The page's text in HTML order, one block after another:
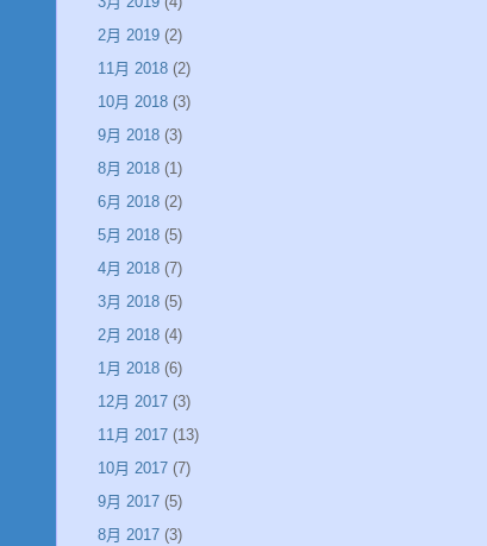
2月 2019 (2)
11月 2018 (2)
10月 2018 (3)
9月 2018 (3)
8月 2018 (1)
6月 2018 (2)
5月 2018 (5)
4月 2018 (7)
3月 2018 (5)
2月 2018 (4)
1月 2018 (6)
12月 2017 (3)
11月 2017 (13)
10月 2017 (7)
9月 2017 (5)
8月 2017 (3)